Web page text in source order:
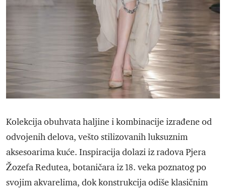
Kolekcija obuhvata haljine i kombinacije izrađene od
odvojenih delova, vešto stilizovanih luksuznim
aksesoarima kuće. Inspiracija dolazi iz radova Pjera
Žozefa Redutea, botaničara iz 18. veka poznatog po
svojim akvarelima, dok konstrukcija odiše klasičnim